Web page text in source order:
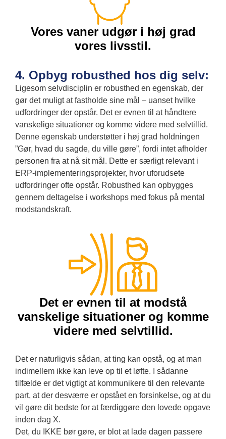
Vores vaner udgør i høj grad
vores livsstil.
4. Opbyg robusthed hos dig selv:
Ligesom selvdisciplin er robusthed en egenskab, der
gør det muligt at fastholde sine mål – uanset hvilke
udfordringer der opstår. Det er evnen til at håndtere
vanskelige situationer og komme videre med selvtillid.
Denne egenskab understøtter i høj grad holdningen
”Gør, hvad du sagde, du ville gøre”, fordi intet afholder
personen fra at nå sit mål. Dette er særligt relevant i
ERP-implementeringsprojekter, hvor uforudsete
udfordringer ofte opstår. Robusthed kan opbygges
gennem deltagelse i workshops med fokus på mental
modstandskraft.
Det er evnen til at modstå
vanskelige situationer og komme
videre med selvtillid.
Det er naturligvis sådan, at ting kan opstå, og at man
indimellem ikke kan leve op til et løfte. I sådanne
tilfælde er det vigtigt at kommunikere til den relevante
part, at der desværre er opstået en forsinkelse, og at du
vil gøre dit bedste for at færdiggøre den lovede opgave
inden dag X.
Det, du IKKE bør gøre, er blot at lade dagen passere